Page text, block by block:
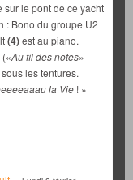
sur le pont de ce yacht
: Bono du groupe U2
(4)est au piano.
Au fil des notes»
les tentures.
la Vie ! »